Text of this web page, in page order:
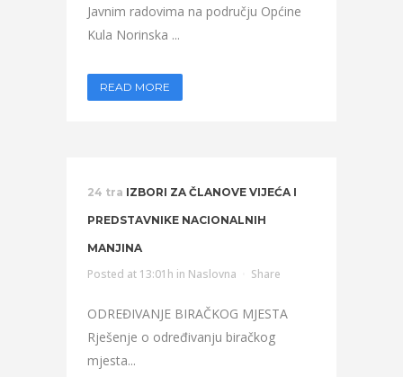
Javnim radovima na području Općine
Kula Norinska ...
READ MORE
24 tra IZBORI ZA ČLANOVE VIJEĆA I
PREDSTAVNIKE NACIONALNIH
MANJINA
Posted at 13:01h in Naslovna Share
ODREĐIVANJE BIRAČKOG MJESTA
Rješenje o određivanju biračkog
mjesta...